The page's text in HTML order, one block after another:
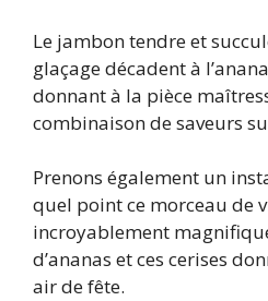
Le jambon tendre et
glaçage décadent à
donnant à la pièce
combinaison de saveurs
Prenons également un
quel point ce morceau de
incroyablement
d’ananas et ces cerises
air de fête.